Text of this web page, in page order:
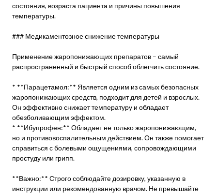
состояния, возраста пациента и причины повышения
температуры.
### Медикаментозное снижение температуры
Применение жаропонижающих препаратов – самый
распространенный и быстрый способ облегчить состояние.
* **Парацетамол:** Является одним из самых безопасных
жаропонижающих средств, подходит для детей и взрослых.
Он эффективно снижает температуру и обладает
обезболивающим эффектом.
* **Ибупрофен:** Обладает не только жаропонижающим,
но и противовоспалительным действием. Он также помогает
справиться с болевыми ощущениями, сопровождающими
простуду или грипп.
**Важно:** Строго соблюдайте дозировку, указанную в
инструкции или рекомендованную врачом. Не превышайте